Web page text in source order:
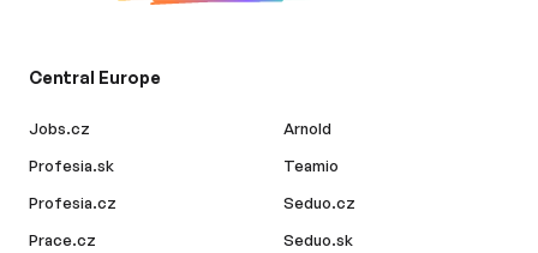
Central Europe
Jobs.cz
Profesia.sk
Profesia.cz
Prace.cz
Arnold
Teamio
Seduo.cz
Seduo.sk